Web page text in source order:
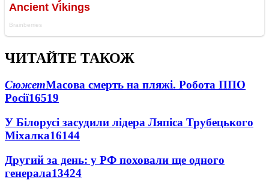
ЧИТАЙТЕ ТАКОЖ
СюжетМасова смерть на пляжі. Робота ППО
Росії16519
У Білорусі засудили лідера Ляпіса Трубецького
Міхалка16144
Другий за день: у РФ поховали ще одного
генерала13424